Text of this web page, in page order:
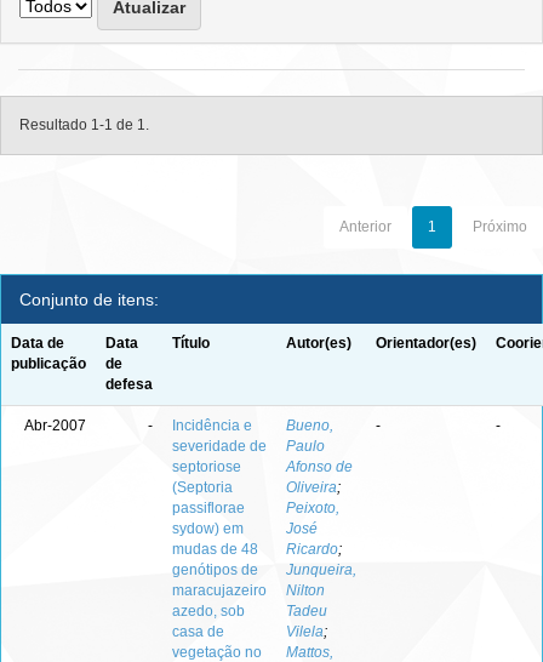
Resultado 1-1 de 1.
Anterior 1 Próximo
Conjunto de itens:
Data de
publicação
Data
de
defesa
Título Autor(es) Orientador(es)
Abr-2007 -
Incidência e
severidade de
septoriose
(Septoria
passiflorae
sydow) em
mudas de 48
genótipos de
maracujazeiro
azedo, sob
casa de
vegetação no
Bueno,
Paulo
Afonso de
Oliveira;
Peixoto,
José
Ricardo;
Junqueira,
Nilton
Tadeu
Vilela;
Mattos,
- -